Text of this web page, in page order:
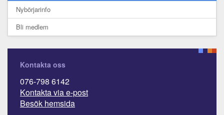
Nybörjarinfo
Bli medlem
Kontakta oss
076-798 6142
Kontakta via e-post
Besök hemsida